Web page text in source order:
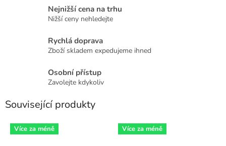
Nejnižší cena na trhu
Nižší ceny nehledejte
Rychlá doprava
Zboží skladem expedujeme ihned
Osobní přístup
Zavolejte kdykoliv
Související produkty
Více za méně Více za méně